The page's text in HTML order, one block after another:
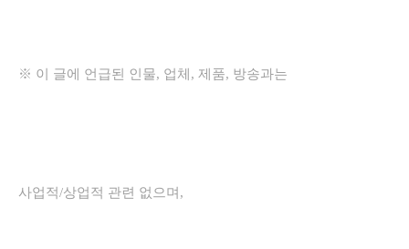
※ 이 글에 언급된 인물, 업체, 제품, 방송과는
사업적/상업적 관련 없으며,